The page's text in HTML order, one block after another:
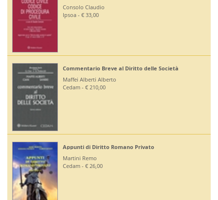
Consolo Claudio
Ipsoa - € 33,00
Commentario Breve al Diritto delle Società
Maffei Alberti Alberto
Cedam - € 210,00
Appunti di Diritto Romano Privato
Martini Remo
Cedam - € 26,00